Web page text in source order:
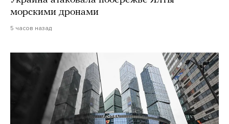
морскими дронами
5 часов назад